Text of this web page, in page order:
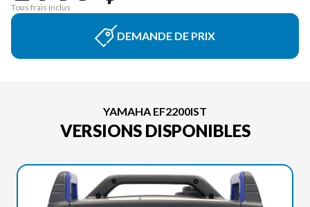
Tous frais inclus
DEMANDE DE PRIX
YAMAHA EF2200IST
VERSIONS DISPONIBLES